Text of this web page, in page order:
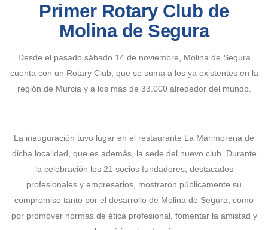
Primer Rotary Club de
Molina de Segura
Desde el pasado sábado 14 de noviembre, Molina de Segura
cuenta con un Rotary Club, que se suma a los ya existentes en la
región de Murcia y a los más de 33.000 alrededor del mundo.
La inauguración tuvo lugar en el restaurante La Marimorena de
dicha localidad, que es además, la sede del nuevo club. Durante
la celebración los 21 socios fundadores, destacados
profesionales y empresarios, mostraron públicamente su
compromiso tanto por el desarrollo de Molina de Segura, como
por promover normas de ética profesional, fomentar la amistad y